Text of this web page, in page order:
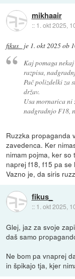
mikhaair
:: 1. okt 2025,
fikus_ je 1. okt 2025 ob
Kaj pomaga
razpisa,
Pač polizdelki za
držav.
Usa mornarica
nadgradnjo F18,
Ruzzka propaganda
zavedenca. Ker
nimam pojma, ker so
naprej f18, f15 pa se
Vazno je, da siris
fikus_
:: 1. okt 2025,
Glej, jaz za svoje
daš samo
Ne bom pa vnaprej
in špikajo tja, kjer